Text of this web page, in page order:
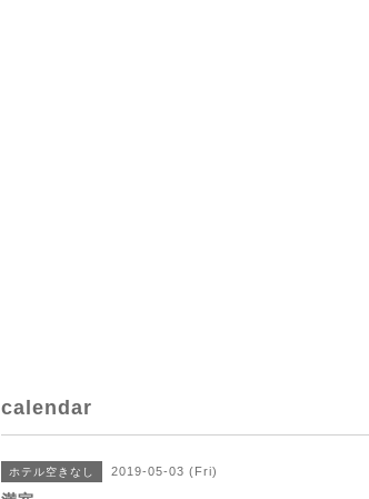
calendar
ホテル空きなし 2019-05-03 (Fri)